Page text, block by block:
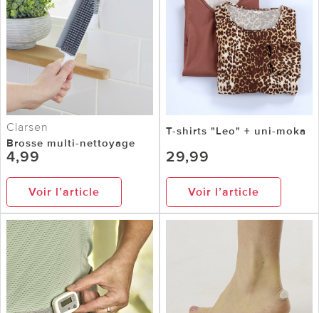
Clarsen
Brosse multi-nettoyage
4,99
Voir l’article
T-shirts "Leo" + uni-moka
29,99
Voir l’article